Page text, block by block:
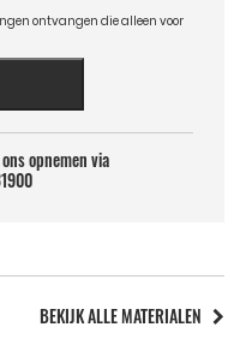
ontvangen die alleen voor
opnemen via
BEKIJK ALLE MATERIALEN